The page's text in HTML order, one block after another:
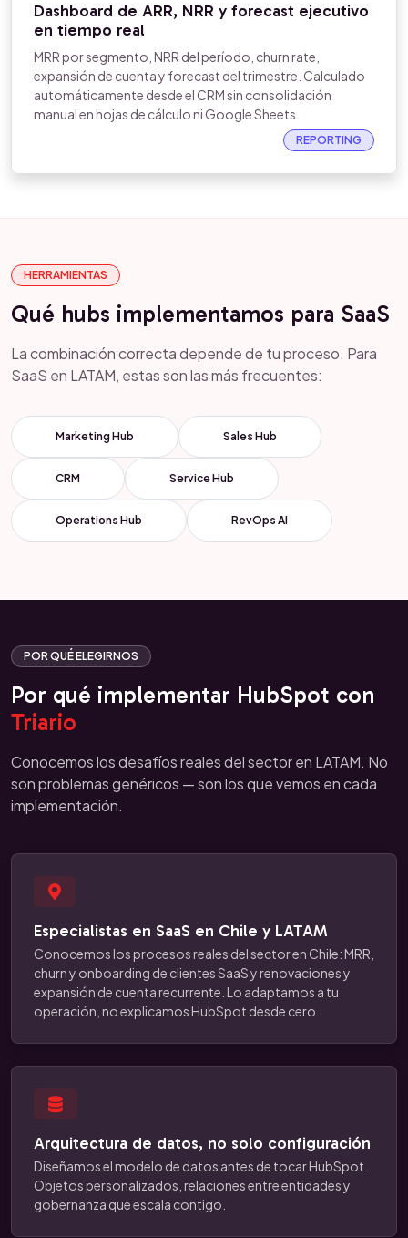
Dashboard de ARR, NRR y forecast ejecutivo
en tiempo real
MRR por segmento, NRR del período, churn rate,
expansión de cuenta y forecast del trimestre. Calculado
automáticamente desde el CRM sin consolidación
manual en hojas de cálculo ni Google Sheets.
REPORTING
HERRAMIENTAS
Qué hubs implementamos para SaaS
La combinación correcta depende de tu proceso. Para
SaaS en LATAM, estas son las más frecuentes:
Marketing Hub Sales Hub
CRM Service Hub
Operations Hub RevOps AI
POR QUÉ ELEGIRNOS
Por qué implementar HubSpot con
Triario
Conocemos los desafíos reales del sector en LATAM. No
son problemas genéricos — son los que vemos en cada
implementación.
Especialistas en SaaS en Chile y LATAM
Conocemos los procesos reales del sector en Chile: MRR,
churn y onboarding de clientes SaaS y renovaciones y
expansión de cuenta recurrente. Lo adaptamos a tu
operación, no explicamos HubSpot desde cero.
Arquitectura de datos, no solo configuración
Diseñamos el modelo de datos antes de tocar HubSpot.
Objetos personalizados, relaciones entre entidades y
gobernanza que escala contigo.